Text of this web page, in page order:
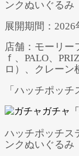
ンクぬいぐる
展開期間：
店舗：モーリー
ｆ、PALO、
ロ）、クレーン
「ハッチポッ
ハッチポッチ
ンクぬいぐる